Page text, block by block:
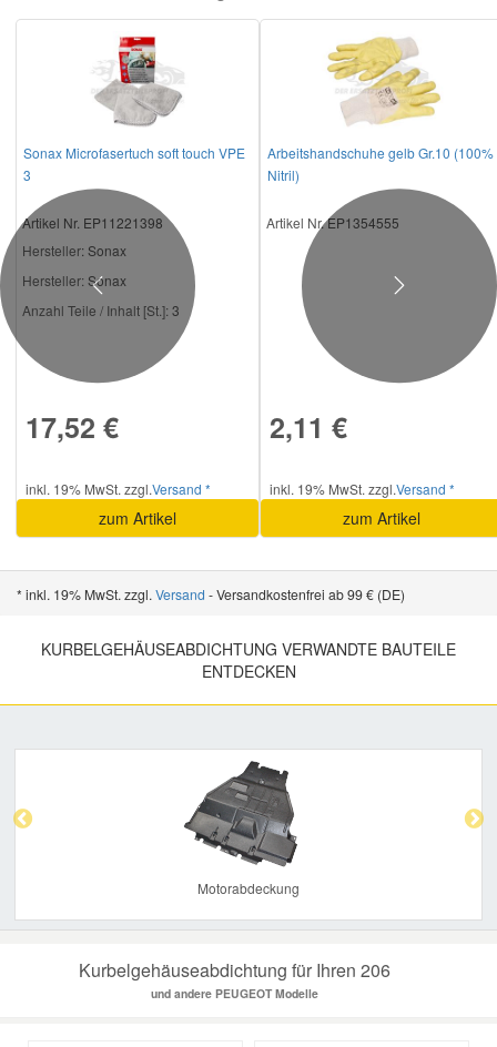
Sonax Microfasertuch soft touch VPE
3
Artikel Nr. EP11221398
Hersteller: Sonax
Hersteller: Sonax
Anzahl Teile / Inhalt [St.]: 3
17,52 €
inkl. 19% MwSt. zzgl.Versand *
zum Artikel
Arbeitshandschuhe gelb Gr.10 (100%
Nitril)
Artikel Nr. EP1354555
2,11 €
inkl. 19% MwSt. zzgl.Versand *
zum Artikel
Previous Next
* inkl. 19% MwSt. zzgl. Versand - Versandkostenfrei ab 99 € (DE)
KURBELGEHÄUSEABDICHTUNG VERWANDTE BAUTEILE
ENTDECKEN
Motorabdeckung
Kurbelgehäuseabdichtung für Ihren 206
und andere PEUGEOT Modelle